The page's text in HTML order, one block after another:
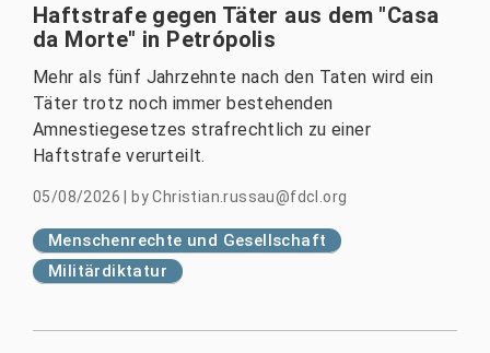
Haftstrafe gegen Täter aus dem "Casa
da Morte" in Petrópolis
Mehr als fünf Jahrzehnte nach den Taten wird ein
Täter trotz noch immer bestehenden
Amnestiegesetzes strafrechtlich zu einer
Haftstrafe verurteilt.
05/08/2026 byChristian.russau@fdcl.org
Menschenrechte und Gesellschaft
Militärdiktatur